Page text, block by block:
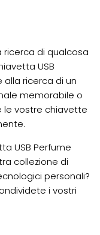
ricerca di qualcosa
USB
ricerca di un
memorabile o
le vostre chiavette
USB Perfume
collezione di
personali?
i vostri